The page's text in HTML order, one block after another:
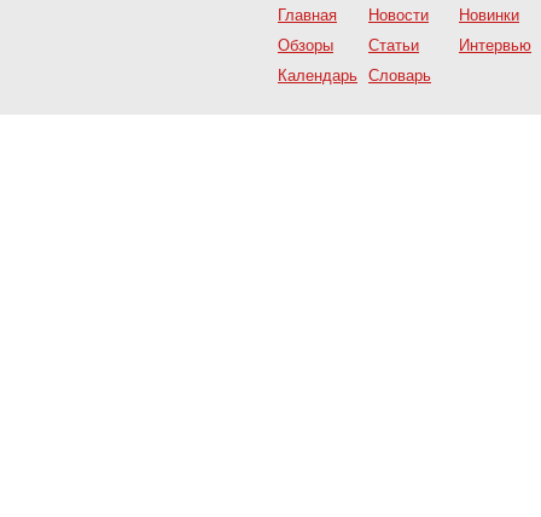
Главная Новости
Новинки
Обзоры
Статьи
Интервью
Календарь Словарь